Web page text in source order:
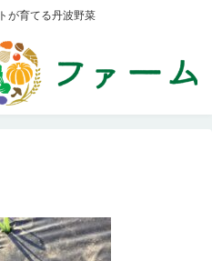
が育てる丹波野菜